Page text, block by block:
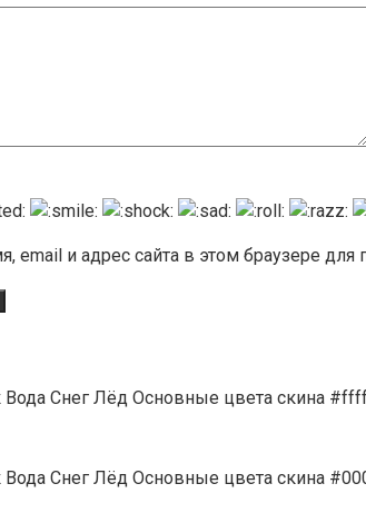
email и адрес сайта в этом браузере
Вода Снег Лёд Основные цвета скина
Вода Снег Лёд Основные цвета скина